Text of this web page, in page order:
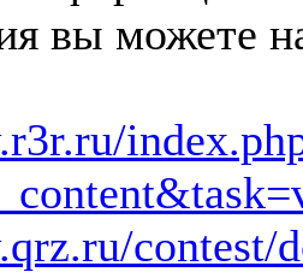
вы можете
contest/